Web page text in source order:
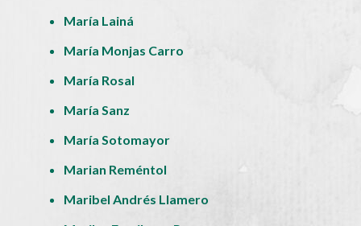
María Lainá
María Monjas Carro
María Rosal
María Sanz
María Sotomayor
Marian Reméntol
Maribel Andrés Llamero